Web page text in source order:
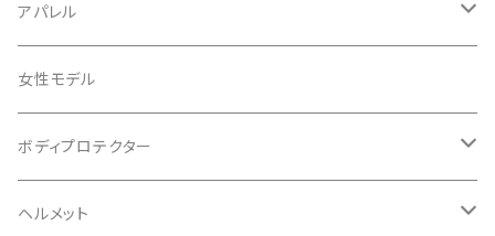
ABUS/アブス
ADEPT/アデプト
AENOMALY/アエノマリー
ALL MOUNTAIN STYLE
アパレル
Tシャツ
ジャージ
ロングスリーブ
ジャケット
女性モデル
ボディプロテクター
エルボー/肘
ヘルメット